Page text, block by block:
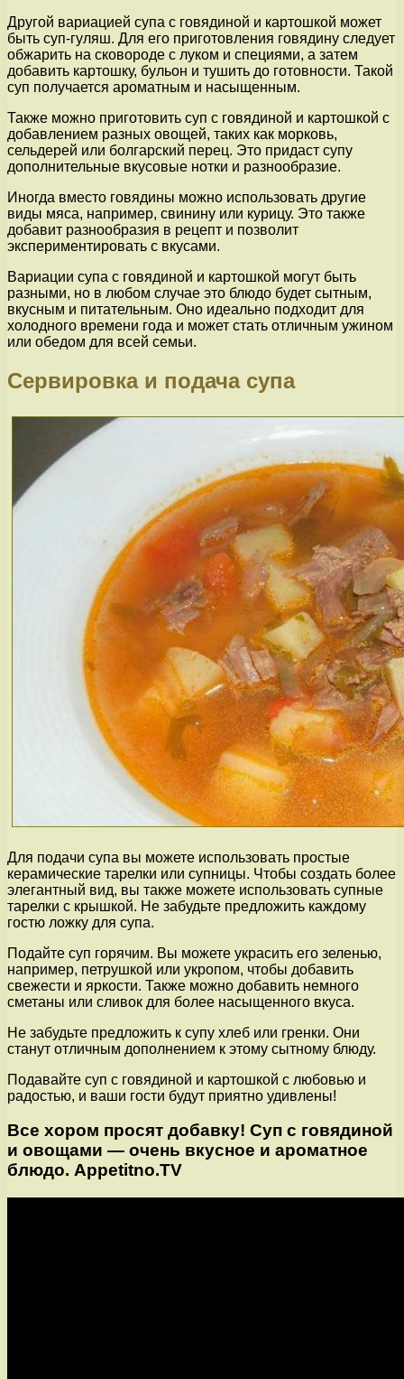
Другой вариацией супа с говядиной и картошкой может
быть суп-гуляш. Для его приготовления говядину следует
обжарить на сковороде с луком и специями, а затем
добавить картошку, бульон и тушить до готовности. Такой
суп получается ароматным и насыщенным.
Также можно приготовить суп с говядиной и картошкой с
добавлением разных овощей, таких как морковь,
сельдерей или болгарский перец. Это придаст супу
дополнительные вкусовые нотки и разнообразие.
Иногда вместо говядины можно использовать другие
виды мяса, например, свинину или курицу. Это также
добавит разнообразия в рецепт и позволит
экспериментировать с вкусами.
Вариации супа с говядиной и картошкой могут быть
разными, но в любом случае это блюдо будет сытным,
вкусным и питательным. Оно идеально подходит для
холодного времени года и может стать отличным ужином
или обедом для всей семьи.
Сервировка и подача супа
Для подачи супа вы можете использовать простые
керамические тарелки или супницы. Чтобы создать более
элегантный вид, вы также можете использовать супные
тарелки с крышкой. Не забудьте предложить каждому
гостю ложку для супа.
Подайте суп горячим. Вы можете украсить его зеленью,
например, петрушкой или укропом, чтобы добавить
свежести и яркости. Также можно добавить немного
сметаны или сливок для более насыщенного вкуса.
Не забудьте предложить к супу хлеб или гренки. Они
станут отличным дополнением к этому сытному блюду.
Подавайте суп с говядиной и картошкой с любовью и
радостью, и ваши гости будут приятно удивлены!
Все хором просят добавку! Суп с говядиной
и овощами — очень вкусное и ароматное
блюдо. Appetitno.TV